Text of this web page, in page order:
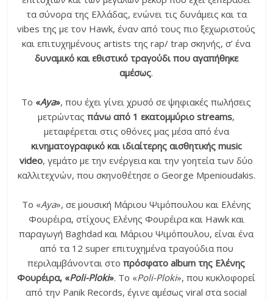
τα σύνορα της Ελλάδας, ενώνει τις δυνάμεις και τα
vibes της με τον Hawk, έναν από τους πιο ξεχωριστούς
και επιτυχημένους artists της rap/ trap σκηνής, σ’ ένα
δυναμικό και εθιστικό τραγούδι που αγαπήθηκε
αμέσως.
Το «Aya», που έχει γίνει χρυσό σε ψηφιακές πωλήσεις
μετρώντας πάνω από 1 εκατομμύριο streams,
μεταφέρεται στις οθόνες μας μέσα από ένα
κινηματογραφικό και ιδιαίτερης αισθητικής music
video, γεμάτο με την ενέργεια και την γοητεία των δύο
καλλιτεχνών, που σκηνοθέτησε ο George Mpenioudakis.
Το «Aya», σε μουσική Μάριου Ψιμόπουλου και Ελένης
Φουρέιρα, στίχους Ελένης Φουρέιρα και Hawk και
παραγωγή Baghdad και Μάριου Ψιμόπουλου, είναι ένα
από τα 12 super επιτυχημένα τραγούδια που
περιλαμβάνονται στο πρόσφατο album της Ελένης
Φουρέιρα, «Poli-Ploki». Το «Poli-Ploki», που κυκλοφορεί
από την Panik Records, έγινε αμέσως viral στα social